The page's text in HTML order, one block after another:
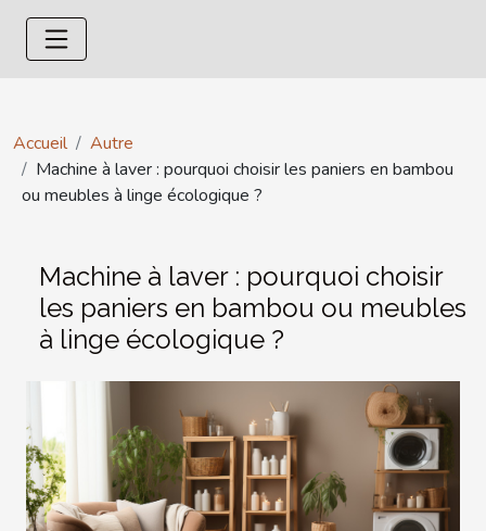
Accueil
Autre
Machine à laver : pourquoi choisir les paniers en bambou
ou meubles à linge écologique ?
Machine à laver : pourquoi choisir
les paniers en bambou ou meubles
à linge écologique ?